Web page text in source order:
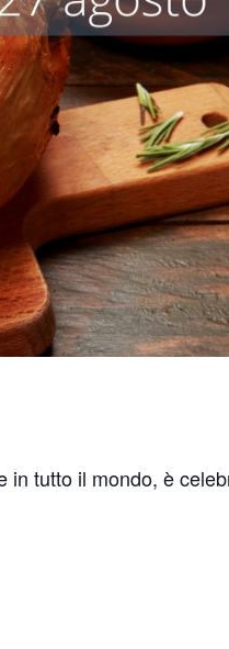
in tutto il mondo, è